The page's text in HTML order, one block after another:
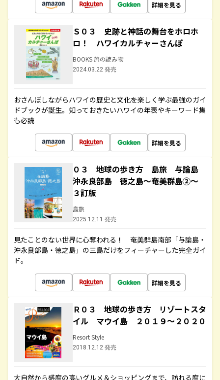
詳細を見る
Ｓ０３ 史跡と神話の舞台をホロホ
ロ！ ハワイカルチャーさんぽ
BOOKS 旅の読み物
2024.03.22 発売
おさんぽしながらハワイの歴史と文化を楽しく学ぶ最強のガイ
ドブックが誕生。知っておきたいハワイの年表やキーワード集
も必読
詳細を見る
０３ 地球の歩き方 島旅 与論島
沖永良部島 徳之島～奄美群島②～
３訂版
島旅
2025.12.11 発売
見たことのない世界に心奪われる！ 奄美群島南部「与論島・
沖永良部島・徳之島」の三島だけをフィーチャーした完全ガイ
ド。
詳細を見る
Ｒ０３ 地球の歩き方 リゾートスタ
イル マウイ島 ２０１９～２０２０
Resort Style
2018.12.12 発売
大自然から感度の高いグルメ＆ショッピングまで、訪れる度に